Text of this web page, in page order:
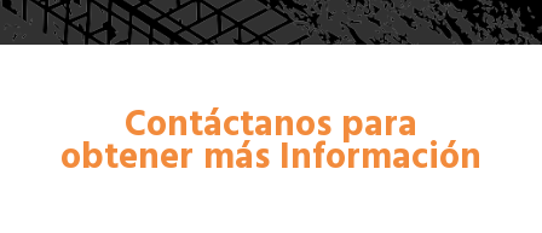
Contáctanos para
obtener más Información